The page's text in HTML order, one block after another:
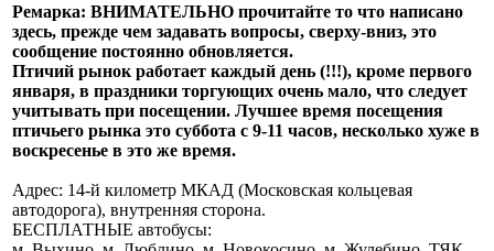
Ремарка: ВНИМАТЕЛЬНО прочитайте то что написано
здесь, прежде чем задавать вопросы, сверху-вниз, это
сообщение постоянно обновляется.
Птичий рынок работает каждый день (!!!), кроме первого
января, в праздники торгующих очень мало, что следует
учитывать при посещении. Лучшее время посещения
птичьего рынка это суббота с 9-11 часов, несколько хуже в
воскресенье в это же время.
Адрес: 14-й километр МКАД (Московская кольцевая
автодорога), внутренняя сторона.
БЕСПЛАТНЫЕ автобусы: